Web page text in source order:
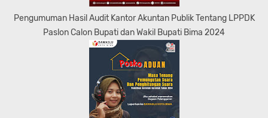
Pengumuman Hasil Audit Kantor Akuntan Publik Tentang LPPDK
Paslon Calon Bupati dan Wakil Bupati Bima 2024